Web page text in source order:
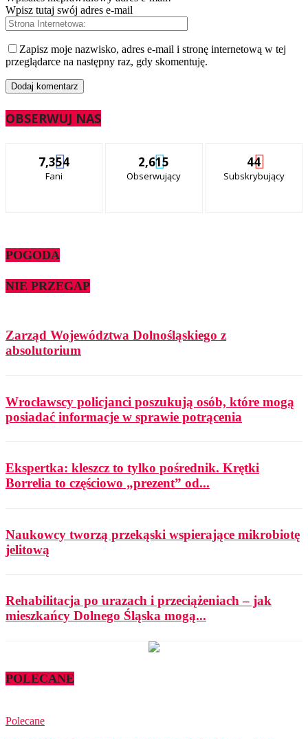
Wpisz tutaj swój adres e-mail
Zapisz moje nazwisko, adres e-mail i stronę internetową w tej
przeglądarce na następny raz, gdy skomentuję.
OBSERWUJ NAS
7,354
Fani
2,615
Obserwujący
44
Subskrybujący
POGODA
NIE PRZEGAP
Zarząd Województwa Dolnośląskiego z
absolutorium
Wrocławscy policjanci poszukują osób, które mogą
posiadać informacje w sprawie potrącenia
Ekspertka: kleszcz to tylko pośrednik. Krętki
Borrelia to częściowo „prezent” od...
Naukowcy tworzą przekąski wspierające mikrobiotę
jelitową
Rehabilitacja po urazach i przeciążeniach – jak
mieszkańcy Dolnego Śląska mogą...
POLECANE
Polecane